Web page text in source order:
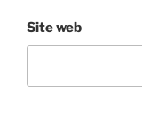
Site web